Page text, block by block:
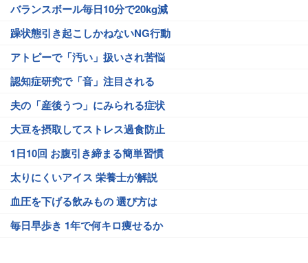
バランスボール毎日10分で20kg減
躁状態引き起こしかねないNG行動
アトピーで「汚い」扱いされ苦悩
認知症研究で「音」注目される
夫の「産後うつ」にみられる症状
大豆を摂取してストレス過食防止
1日10回 お腹引き締まる簡単習慣
太りにくいアイス 栄養士が解説
血圧を下げる飲みもの 選び方は
毎日早歩き 1年で何キロ痩せるか